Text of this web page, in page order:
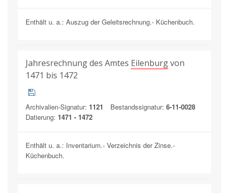
Enthält u. a.: Auszug der Geleitsrechnung.- Küchenbuch.
Jahresrechnung des Amtes Eilenburgvon
1471 bis 1472
Archivalien-Signatur: 1121 Bestandssignatur: 6-11-0028
Datierung: 1471 - 1472
Enthält u. a.: Inventarium.- Verzeichnis der Zinse.-
Küchenbuch.